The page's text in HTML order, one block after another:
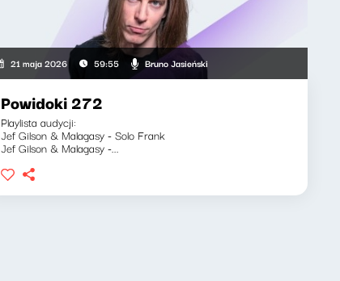
21 maja 2026 59:55 Bruno Jasieński
Powidoki 272
Playlista audycji:
Jef Gilson & Malagasy - Solo Frank
Jef Gilson & Malagasy -...